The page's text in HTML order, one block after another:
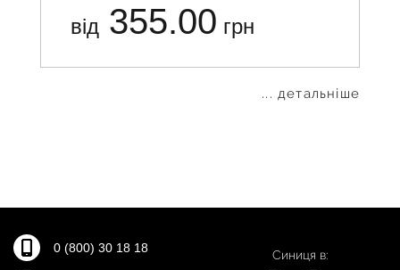
від 355.00 грн
... детальніше
0 (800) 30 18 18 Синиця в: